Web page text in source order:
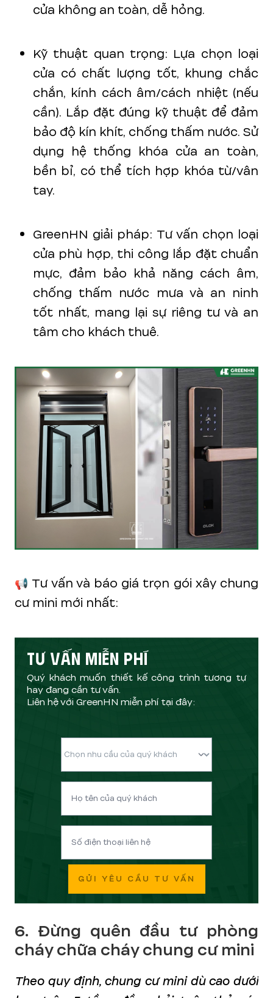
cửa không an toàn, dễ hỏng.
Kỹ thuật quan trọng: Lựa chọn loại
cửa có chất lượng tốt, khung chắc
chắn, kính cách âm/cách nhiệt (nếu
cần). Lắp đặt đúng kỹ thuật để đảm
bảo độ kín khít, chống thấm nước. Sử
dụng hệ thống khóa cửa an toàn,
bền bỉ, có thể tích hợp khóa từ/vân
tay.
GreenHN giải pháp: Tư vấn chọn loại
cửa phù hợp, thi công lắp đặt chuẩn
mực, đảm bảo khả năng cách âm,
chống thấm nước mưa và an ninh
tốt nhất, mang lại sự riêng tư và an
tâm cho khách thuê.
📢 Tư vấn và báo giá trọn gói xây chung
cư mini mới nhất:
TƯ VẤN MIỄN PHÍ
Quý khách muốn thiết kế công trình tương tự
hay đang cần tư vấn.
Liên hệ với GreenHN miễn phí tại đây:
GỬI YÊU CẦU TƯ VẤN
6. Đừng quên đầu tư phòng
cháy chữa cháy chung cư mini
Theo quy định, chung cư mini dù cao dưới